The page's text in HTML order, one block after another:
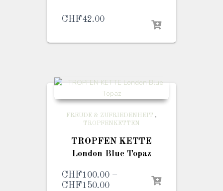
CHF42.00
FREUDE & ZUFRIEDENHEIT ,
TROPFENKETTEN
TROPFEN KETTE
London Blue Topaz
CHF100.00 –
CHF150.00 Preisspanne: